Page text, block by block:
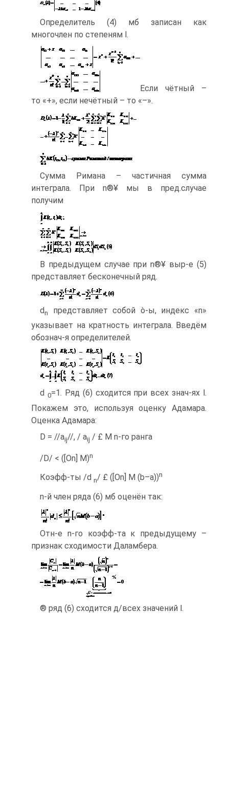
Определитель (4) мб записан как
многочлен по степеням l.
Если чётный –
то «+», если нечётный – то «–».
Сумма Римана – частичная сумма
интеграла. При n®¥ мы в пред.случае
получим
В предыдущем случае при n®¥ выр-е (5)
представляет бесконечный ряд.
dn
представляет собой ò-ы, индекс «n»
указывает на кратность интеграла. Введём
обознач-я определителей.
d 0=1. Ряд (6) сходится при всех знач-ях l.
Покажем это, используя оценку Адамара.
Оценка Адамара:
D = //aij//, / aij / £ M n-го ранга
/D/ < ([On] M)n
Коэфф-ты /d n/ £ ([On] M (b–a))n
n-й член ряда (6) мб оценён так:
Отн-е n-го коэфф-та к предыдущему –
признак сходимости Даламбера.
® ряд (6) сходится д/всех значений l.